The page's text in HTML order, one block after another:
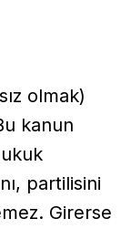
olmak)
kanun
partilisini
Girerse